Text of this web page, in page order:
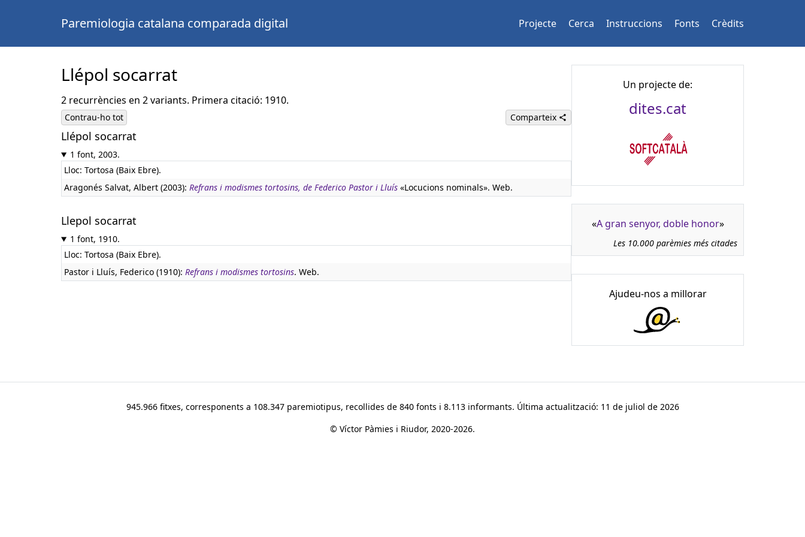
Paremiologia catalana comparada digital Projecte Cerca Instruccions Fonts Crèdits
Llépol socarrat
2 recurrències en 2 variants. Primera citació: 1910.
Contrau-ho tot Comparteix
Llépol socarrat
1 font, 2003.
Lloc: Tortosa (Baix Ebre).
Aragonés Salvat, Albert (2003): Refrans i modismes tortosins, de Federico Pastor i Lluís «Locucions nominals». Web.
Llepol socarrat
1 font, 1910.
Lloc: Tortosa (Baix Ebre).
Pastor i Lluís, Federico (1910): Refrans i modismes tortosins. Web.
Un projecte de:
dites.cat
«A gran senyor, doble honor»
Les 10.000 parèmies més citades
Ajudeu-nos a millorar
945.966 fitxes, corresponents a 108.347 paremiotipus, recollides de 840 fonts i 8.113 informants. Última actualització: 11 de juliol de 2026
© Víctor Pàmies i Riudor, 2020-2026.